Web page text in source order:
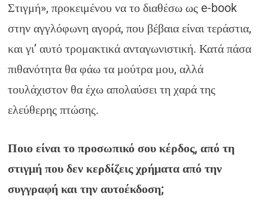
Στιγμή», προκειμένου να το διαθέσω ως e-book
στην αγγλόφωνη αγορά, που βέβαια είναι τεράστια,
και γι’ αυτό τρομακτικά ανταγωνιστική. Κατά πάσα
πιθανότητα θα φάω τα μούτρα μου, αλλά
τουλάχιστον θα έχω απολαύσει τη χαρά της
ελεύθερης πτώσης.
Ποιο είναι το προσωπικό σου κέρδος, από τη
στιγμή που δεν κερδίζεις χρήματα από την
συγγραφή και την αυτοέκδοση;